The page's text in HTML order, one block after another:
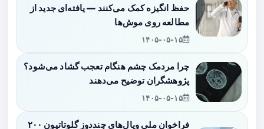
حفظ انگیزه کمک می‌کنند — یافته‌ای جدید از
مطالعه روی موش‌ها
۱۴۰۵-۰۵-۱۵
چرا مردمک چشم هنگام تعجب گشاد می‌شود؟
پژوهشگران توضیح می‌دهند
۱۴۰۵-۰۵-۱۵
فراخوان ملی ویال‌های چنددوز گلوتاتیون ۲۰۰